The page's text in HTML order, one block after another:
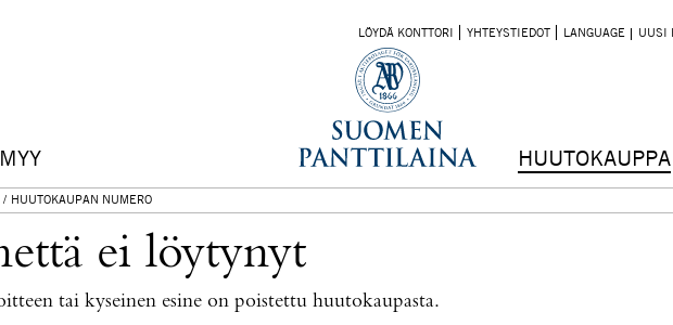
LÖYDÄ KONTTORI YHTEYSTIEDOT LANGUAGE UUSI
MYY HUUTOKAUPPA
HUUTOKAUPAN NUMERO
ei löytynyt
tai kyseinen esine on poistettu huutokaupasta.